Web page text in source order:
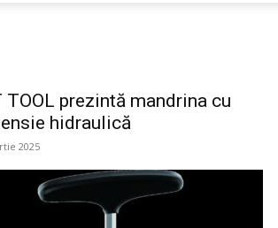
TOOL prezintă mandrina cu
hidraulică
2025